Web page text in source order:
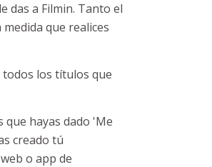
das a Filmin. Tanto el
que realices
los títulos que
hayas dado 'Me
creado tú
o app de